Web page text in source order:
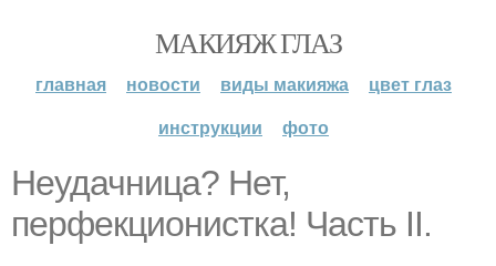
МАКИЯЖ ГЛАЗ
главная новости виды макияжа
цвет глаз
инструкции
фото
Неудачница? Нет,
перфекционистка! Часть II.